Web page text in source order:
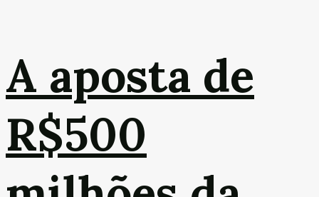
A aposta de
R$500